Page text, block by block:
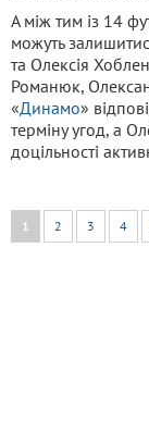
А між тим із 14
можуть
та Олексія
Романюк,
«Динамо»
терміну угод, а
доцільності
1 2 3 4